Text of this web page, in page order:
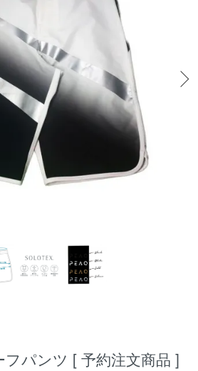
パンツ [ 予約注文商品 ]